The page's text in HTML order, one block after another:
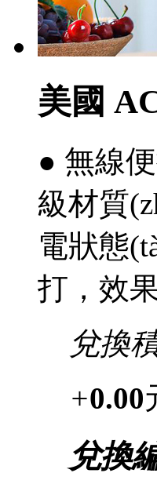
美國
● 無線便
級材質
電狀態
打，效
兌換
+0.00
兌換